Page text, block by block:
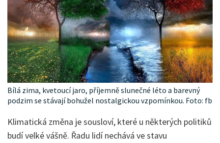
Bílá zima, kvetoucí jaro, příjemně slunečné léto a barevný
podzim se stávají bohužel nostalgickou vzpomínkou. Foto: fb
Klimatická změna je sousloví, které u některých politiků
budí velké vášně. Řadu lidí nechává ve stavu